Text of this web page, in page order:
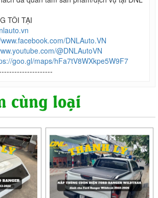
TÔI TẠI
DNLAuto.VN
@DNLAutoVN
goo.gl/maps/hFa7tV8WXkpe5W9F7
cùng loại